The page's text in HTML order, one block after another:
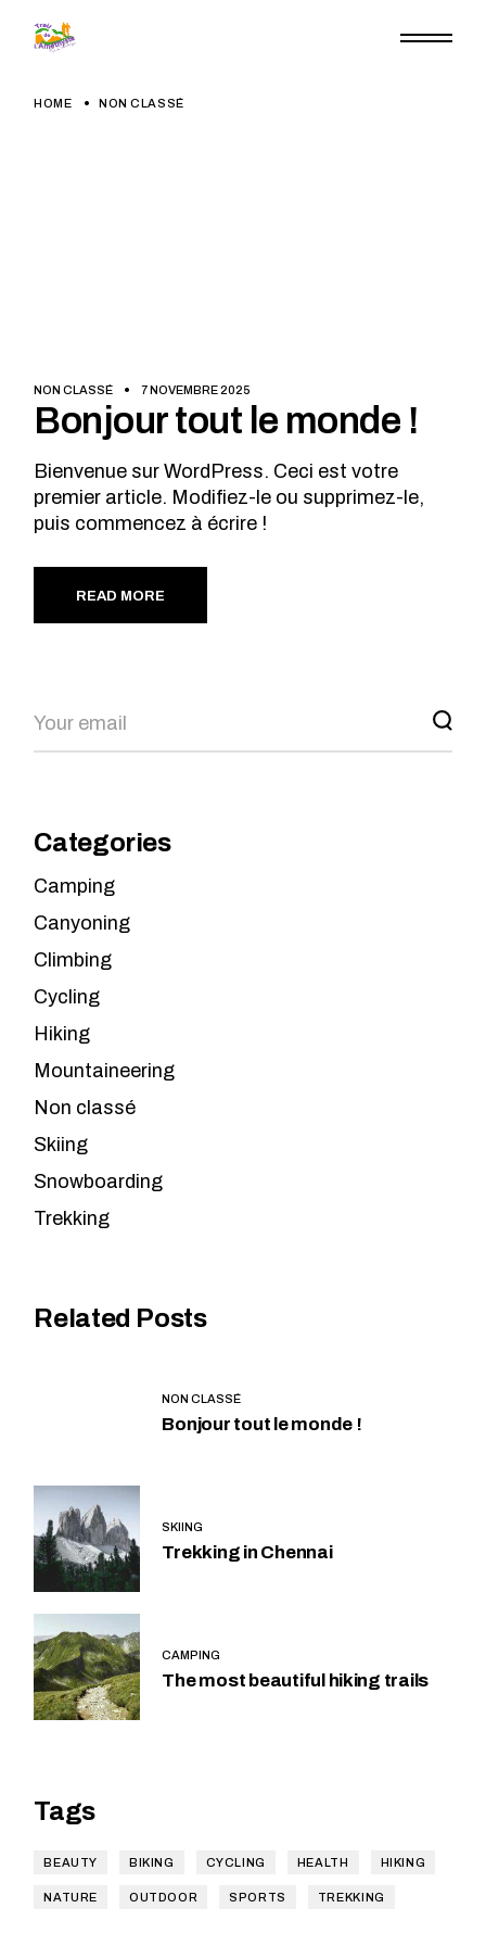
HOME NON CLASSÉ
NON CLASSÉ 7 NOVEMBRE 2025
Bonjour tout le monde !
Bienvenue sur WordPress. Ceci est votre
premier article. Modifiez-le ou supprimez-le,
puis commencez à écrire !
READ MORE
Search
Categories
Camping
Canyoning
Climbing
Cycling
Hiking
Mountaineering
Non classé
Skiing
Snowboarding
Trekking
Related Posts
NON CLASSÉ
Bonjour tout le monde !
SKIING
Trekking in Chennai
CAMPING
The most beautiful hiking trails
Tags
BEAUTY BIKING CYCLING HEALTH HIKING
NATURE OUTDOOR SPORTS TREKKING